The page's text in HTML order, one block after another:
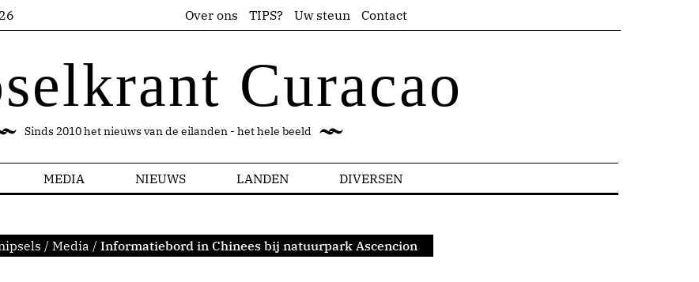
Over ons TIPS? Uw steun Contact
Curacao
Sinds 2010 het nieuws van de eilanden - het hele beeld
MEDIA NIEUWS LANDEN DIVERSEN
/ Media / Informatiebord in Chinees bij natuurpark Ascencion